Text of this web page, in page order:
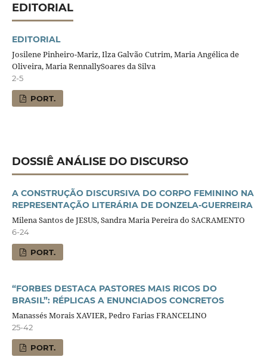
EDITORIAL
EDITORIAL
Josilene Pinheiro-Mariz, Ilza Galvão Cutrim, Maria Angélica de
Oliveira, Maria RennallySoares da Silva
2-5
PORT.
DOSSIÊ ANÁLISE DO DISCURSO
A CONSTRUÇÃO DISCURSIVA DO CORPO FEMININO NA
REPRESENTAÇÃO LITERÁRIA DE DONZELA-GUERREIRA
Milena Santos de JESUS, Sandra Maria Pereira do SACRAMENTO
6-24
PORT.
“FORBES DESTACA PASTORES MAIS RICOS DO
BRASIL”: RÉPLICAS A ENUNCIADOS CONCRETOS
Manassés Morais XAVIER, Pedro Farias FRANCELINO
25-42
PORT.